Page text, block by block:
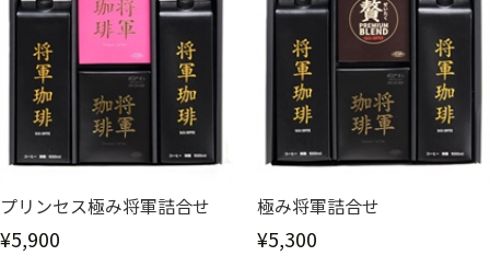
プリンセス極み将軍詰合せ
¥5,900
極み将軍詰合せ
¥5,300